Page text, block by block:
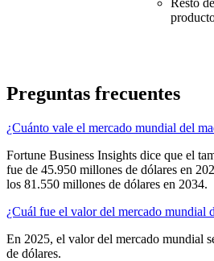
Preguntas frecuentes
¿Cuánto vale el mercado mundial del
Fortune Business Insights dice que el
fue de 45.950 millones de dólares en
los 81.550 millones de dólares en 2034.
¿Cuál fue el valor del mercado mundial
En 2025, el valor del mercado mundial
de dólares.